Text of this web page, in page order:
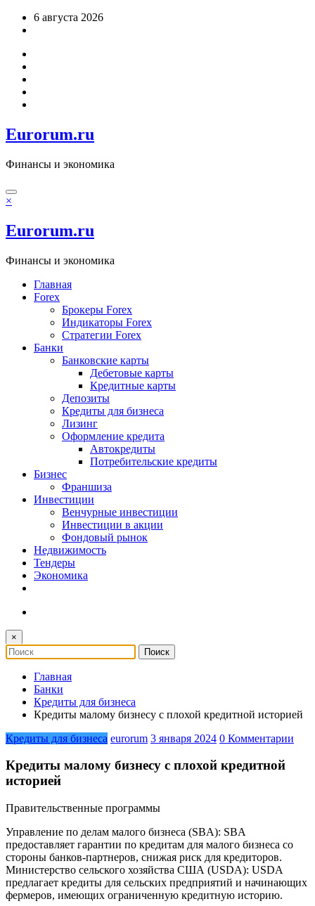
Перейти6 августа 2026
Eurorum.ru
Финансы и экономика
×
Eurorum.ru
Финансы и экономика
Главная
Forex
Брокеры Forex
Индикаторы Forex
Стратегии Forex
Банки
Банковские карты
Дебетовые карты
Кредитные карты
Депозиты
Кредиты для бизнеса
Лизинг
Оформление кредита
Автокредиты
Потребительские кредиты
Бизнес
Франшиза
Инвестиции
Венчурные инвестиции
Инвестиции в акции
Фондовый рынок
Недвижимость
Тендеры
Экономика
×
Главная
Банки
Кредиты для бизнеса
Кредиты малому бизнесу с плохой кредитной историей
Кредиты для бизнеса eurorum 3 января 2024 0 Комментарии
Кредиты малому бизнесу с плохой кредитной
историей
Правительственные программы
Управление по делам малого бизнеса (SBA): SBA
предоставляет гарантии по кредитам для малого бизнеса со
стороны банков-партнеров, снижая риск для кредиторов.
Министерство сельского хозяйства США (USDA): USDA
предлагает кредиты для сельских предприятий и начинающих
фермеров, имеющих ограниченную кредитную историю.